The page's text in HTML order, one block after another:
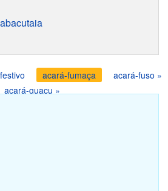
abacutaia
acará-fumaça
acará-fuso »
acará-guaçu »